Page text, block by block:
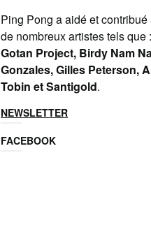
Ping Pong a aidé et
de nombreux artistes tels que :
Gotan Project, Birdy Nam
Gonzales, Gilles Peterson,
Tobin et Santigold.
NEWSLETTER
FACEBOOK